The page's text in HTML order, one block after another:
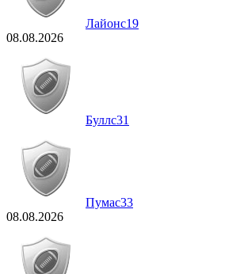
Лайонс19
08.08.2026
Буллс31
Пумас33
08.08.2026